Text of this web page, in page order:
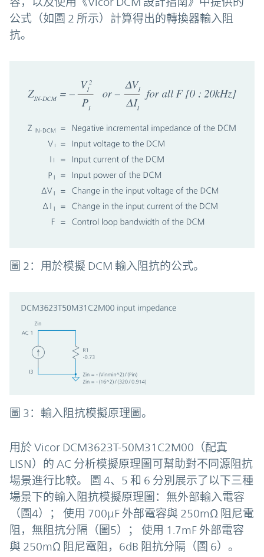
公式（如圖 2 所示）計算得出的轉換器輸入阻
抗。
圖 2：用於模擬 DCM 輸入阻抗的公式。
圖 3：輸入阻抗模擬原理圖。
用於 Vicor DCM3623T-50M31C2M00（配寘
LISN）的 AC 分析模擬原理圖可幫助對不同源阻抗
場景進行比較。 圖 4、5 和 6 分別展示了以下三種
場景下的輸入阻抗模擬原理圖：無外部輸入電容
（圖4）； 使用 700µF 外部電容與 250mΩ 阻尼電
阻，無阻抗分隔（圖5）； 使用 1.7mF 外部電容
與 250mΩ 阻尼電阻，6dB 阻抗分隔（圖 6）。